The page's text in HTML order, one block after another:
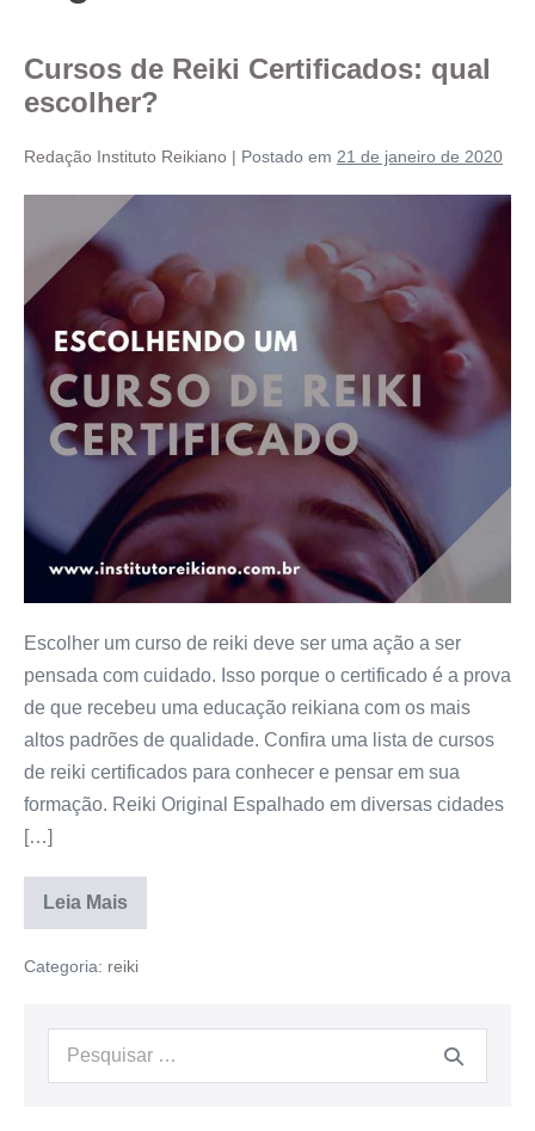
Cursos de Reiki Certificados: qual
escolher?
Redação Instituto Reikiano | Postado em 21 de janeiro de 2020
Escolher um curso de reiki deve ser uma ação a ser
pensada com cuidado. Isso porque o certificado é a prova
de que recebeu uma educação reikiana com os mais
altos padrões de qualidade. Confira uma lista de cursos
de reiki certificados para conhecer e pensar em sua
formação. Reiki Original Espalhado em diversas cidades
[…]
Leia Mais
Categoria: reiki